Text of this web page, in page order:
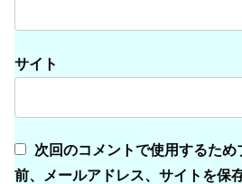
サイト
次回のコメントで使用するため
前、メールアドレス、サイトを保